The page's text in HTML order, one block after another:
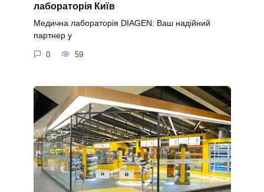
лабораторія Київ
Медична лабораторія DIAGEN: Ваш надійний
партнер у
0 59